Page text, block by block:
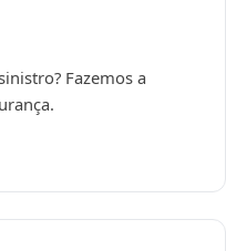
Fazemos a